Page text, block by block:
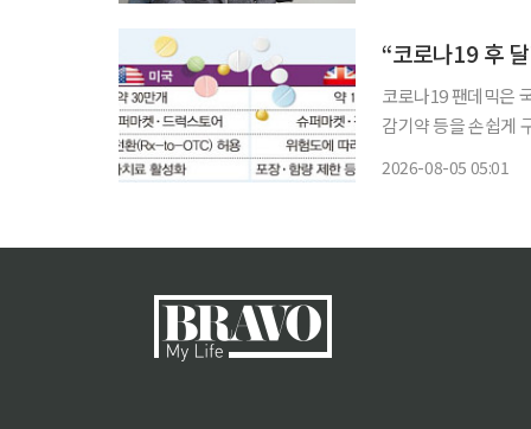
코로나19 팬데믹은
감기약 등을 손쉽게
2026-08-05 05:01